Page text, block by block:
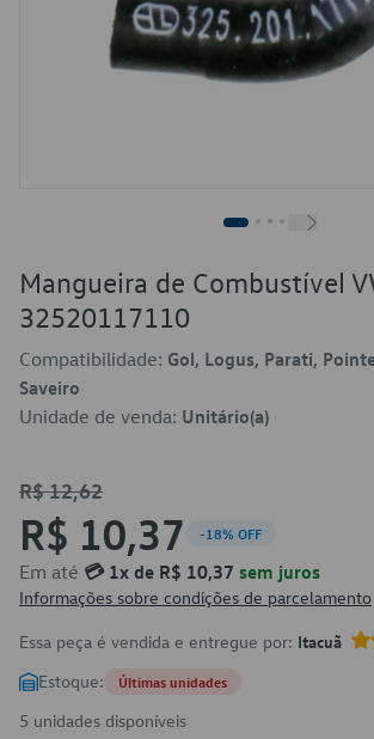
Mangueira de Combustível
32520117110
Compatibilidade: Gol, Logus, Parati,
Saveiro
Unidade de venda: Unitário(a)
R$ 12,62
R$ 10,37 -18% OFF
Em até 💳 1x de R$ 10,37 sem juros
Informações sobre condições de parcelamento
Essa peça é vendida e entregue por: Itacuã
Estoque: Últimas unidades
5 unidades disponíveis